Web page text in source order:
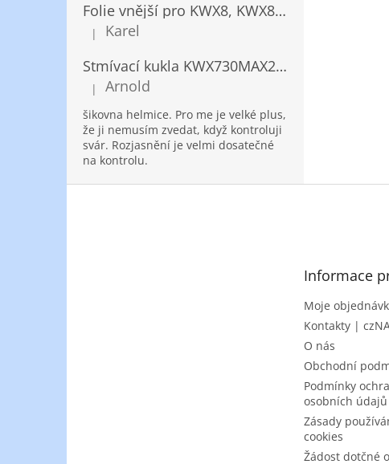
Folie vnější pro KWX8, KWX820/ 10ks
Hodnocení produktu je 5 z 5 hvězdiček.
|
Karel
Stmívací kukla KWX730MAX2,5!® + NANOClean
Hodnocení produktu je 5 z 5 hvězdiček.
| Arnold
šikovna helmice. Pro me je velké plus,
že ji nemusím zvedat, když kontroluji
svár. Rozjasnění je velmi dosatečné
na kontrolu.
Informace
Moje
Kontakty |
O nás
Obchodní
Podmínky
osobních údajů
Zásady
cookies
Žádost dotčné